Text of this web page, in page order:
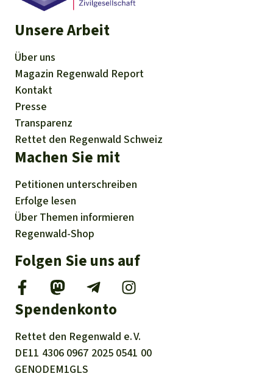
Unsere Arbeit
Über uns
Magazin Regenwald Report
Kontakt
Presse
Transparenz
Rettet den Regenwald Schweiz
Machen Sie mit
Petitionen unterschreiben
Erfolge lesen
Über Themen informieren
Regenwald-Shop
Folgen Sie uns auf
Spendenkonto
Rettet den Regenwald e. V.
DE11 4306 0967 2025 0541 00
GENODEM1GLS